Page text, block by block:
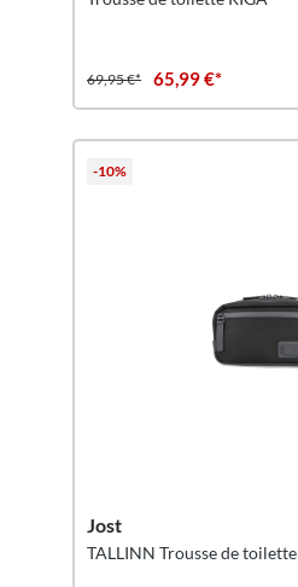
69,95 €* 65,99 €*
-10%
Jost
TALLINN Trousse de toilette